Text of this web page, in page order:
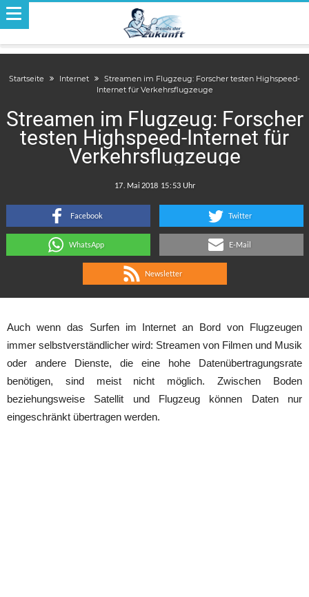
Startseite Internet
Streamen im Flugzeug: Forscher testen Highspeed-
Internet für Verkehrsflugzeuge
Streamen im Flugzeug: Forscher
testen Highspeed-Internet für
Verkehrsflugzeuge
:
Facebook Twitter
WhatsApp E-Mail
Newsletter
Auch wenn das Surfen im Internet an Bord von Flugzeugen
immer selbstverständlicher wird: Streamen von Filmen und Musik
oder andere Dienste, die eine hohe Datenübertragungsrate
benötigen, sind meist nicht möglich. Zwischen Boden
beziehungsweise Satellit und Flugzeug können Daten nur
eingeschränkt übertragen werden.